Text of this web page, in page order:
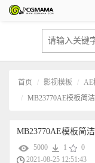
首页 影视模板
AE
MB23770AE模板简
MB23770AE模板简
5000 1
0
2021-08-25 12:51:43